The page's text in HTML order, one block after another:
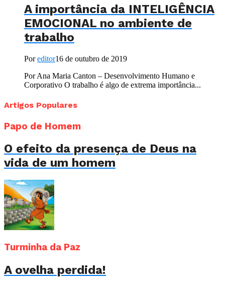
A importância da INTELIGÊNCIA
EMOCIONAL no ambiente de
trabalho
Poreditor16 de outubro de 2019
Por Ana Maria Canton – Desenvolvimento Humano e
Corporativo O trabalho é algo de extrema importância...
Artigos Populares
Papo de Homem
O efeito da presença de Deus na
vida de um homem
Turminha da Paz
A ovelha perdida!